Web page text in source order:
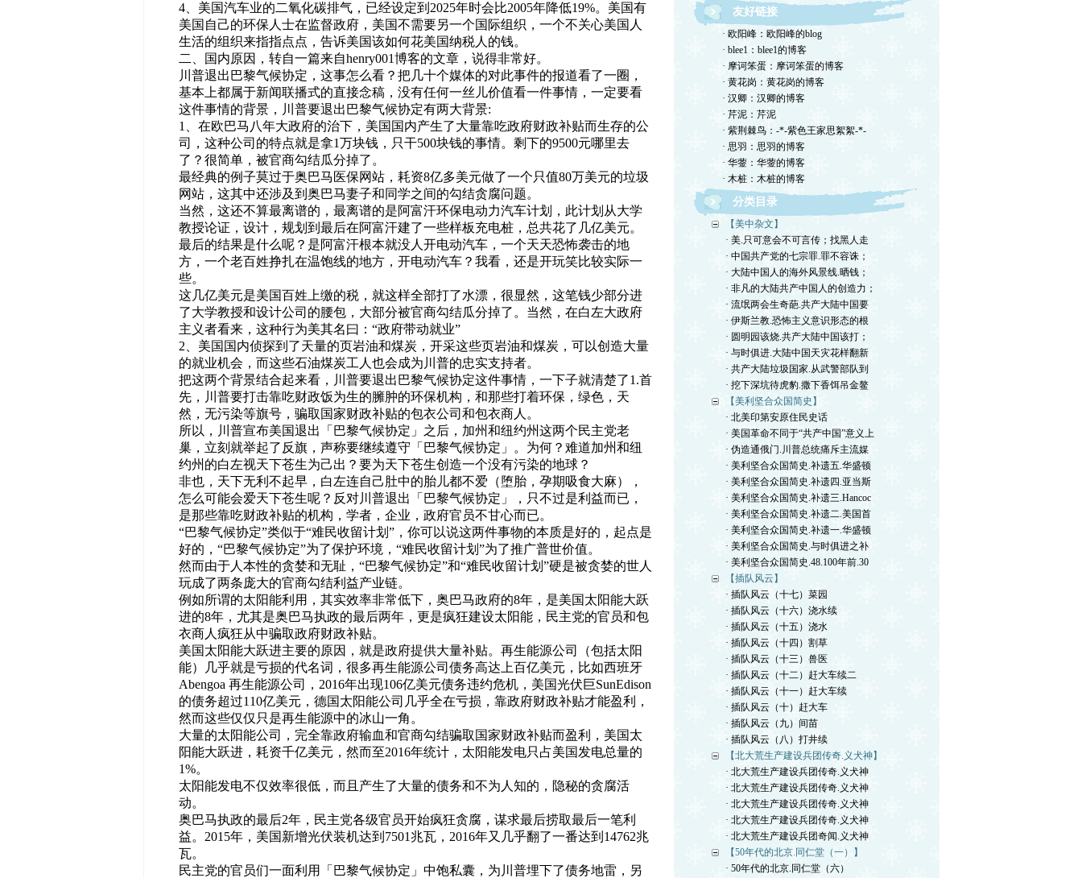
4、美国汽车业的二氧化碳排气，已经设定到2025年时会比2005年降低19%。美国有
美国自己的环保人士在监督政府，美国不需要另一个国际组织，一个不关心美国人
生活的组织来指指点点，告诉美国该如何花美国纳税人的钱。
二、国内原因，转自一篇来自henry001博客的文章，说得非常好。
川普退出巴黎气候协定，这事怎么看？把几十个媒体的对此事件的报道看了一圈，
基本上都属于新闻联播式的直接念稿，没有任何一丝儿价值看一件事情，一定要看
这件事情的背景，川普要退出巴黎气候协定有两大背景:
1、在欧巴马八年大政府的治下，美国国内产生了大量靠吃政府财政补贴而生存的公
司，这种公司的特点就是拿1万块钱，只干500块钱的事情。剩下的9500元哪里去
了？很简单，被官商勾结瓜分掉了。
最经典的例子莫过于奥巴马医保网站，耗资8亿多美元做了一个只值80万美元的垃圾
网站，这其中还涉及到奥巴马妻子和同学之间的勾结贪腐问题。
当然，这还不算最离谱的，最离谱的是阿富汗环保电动力汽车计划，此计划从大学
教授论证，设计，规划到最后在阿富汗建了一些样板充电桩，总共花了几亿美元。
最后的结果是什么呢？是阿富汗根本就没人开电动汽车，一个天天恐怖袭击的地
方，一个老百姓挣扎在温饱线的地方，开电动汽车？我看，还是开玩笑比较实际一
些。
这几亿美元是美国百姓上缴的税，就这样全部打了水漂，很显然，这笔钱少部分进
了大学教授和设计公司的腰包，大部分被官商勾结瓜分掉了。当然，在白左大政府
主义者看来，这种行为美其名曰：“政府带动就业”
2、美国国内侦探到了天量的页岩油和煤炭，开采这些页岩油和煤炭，可以创造大量
的就业机会，而这些石油煤炭工人也会成为川普的忠实支持者。
把这两个背景结合起来看，川普要退出巴黎气候协定这件事情，一下子就清楚了1.首
先，川普要打击靠吃财政饭为生的臃肿的环保机构，和那些打着环保，绿色，天
然，无污染等旗号，骗取国家财政补贴的包衣公司和包衣商人。
所以，川普宣布美国退出「巴黎气候协定」之后，加州和纽约州这两个民主党老
巢，立刻就举起了反旗，声称要继续遵守「巴黎气候协定」。为何？难道加州和纽
约州的白左视天下苍生为己出？要为天下苍生创造一个没有污染的地球？
非也，天下无利不起早，白左连自己肚中的胎儿都不爱（堕胎，孕期吸食大麻），
怎么可能会爱天下苍生呢？反对川普退出「巴黎气候协定」，只不过是利益而已，
是那些靠吃财政补贴的机构，学者，企业，政府官员不甘心而已。
“巴黎气候协定”类似于“难民收留计划”，你可以说这两件事物的本质是好的，起点是
好的，“巴黎气候协定”为了保护环境，“难民收留计划”为了推广普世价值。
然而由于人本性的贪婪和无耻，“巴黎气候协定”和“难民收留计划”硬是被贪婪的世人
玩成了两条庞大的官商勾结利益产业链。
例如所谓的太阳能利用，其实效率非常低下，奥巴马政府的8年，是美国太阳能大跃
进的8年，尤其是奥巴马执政的最后两年，更是疯狂建设太阳能，民主党的官员和包
衣商人疯狂从中骗取政府财政补贴。
美国太阳能大跃进主要的原因，就是政府提供大量补贴。再生能源公司（包括太阳
能）几乎就是亏损的代名词，很多再生能源公司债务高达上百亿美元，比如西班牙
Abengoa 再生能源公司，2016年出现106亿美元债务违约危机，美国光伏巨SunEdison
的债务超过110亿美元，德国太阳能公司几乎全在亏损，靠政府财政补贴才能盈利，
然而这些仅仅只是再生能源中的冰山一角。
大量的太阳能公司，完全靠政府输血和官商勾结骗取国家财政补贴而盈利，美国太
阳能大跃进，耗资千亿美元，然而至2016年统计，太阳能发电只占美国发电总量的
1%。
太阳能发电不仅效率很低，而且产生了大量的债务和不为人知的，隐秘的贪腐活
动。
奥巴马执政的最后2年，民主党各级官员开始疯狂贪腐，谋求最后捞取最后一笔利
益。2015年，美国新增光伏装机达到7501兆瓦，2016年又几乎翻了一番达到14762兆
瓦。
民主党的官员们一面利用「巴黎气候协定」中饱私囊，为川普埋下了债务地雷，另
友好链接
· 欧阳峰：欧阳峰的blog
· blee1：blee1的博客
· 摩诃笨蛋：摩诃笨蛋的博客
· 黄花岗：黄花岗的博客
· 汉卿：汉卿的博客
· 芹泥：芹泥
· 紫荆棘鸟：-*-紫色王家思絮絮-*-
· 思羽：思羽的博客
· 华蓥：华蓥的博客
· 木桩：木桩的博客
分类目录
【美中杂文】
· 美.只可意会不可言传；找黑人走
· 中国共产党的七宗罪.罪不容诛；
· 大陆中国人的海外风景线.晒钱；
· 非凡的大陆共产中国人的创造力；
· 流氓两会生奇葩.共产大陆中国要
· 伊斯兰教.恐怖主义意识形态的根
· 圆明园该烧.共产大陆中国该打；
· 与时俱进.大陆中国天灾花样翻新
· 共产大陆垃圾国家.从武警部队到
· 挖下深坑待虎豹.撒下香饵吊金鳌
【美利坚合众国简史】
· 北美印第安原住民史话
· 美国革命不同于“共产中国”意义上
· 伪造通俄门.川普总统痛斥主流媒
· 美利坚合众国简史.补遗五.华盛顿
· 美利坚合众国简史.补遗四.亚当斯
· 美利坚合众国简史.补遗三.Hancoc
· 美利坚合众国简史.补遗二.美国首
· 美利坚合众国简史.补遗一.华盛顿
· 美利坚合众国简史.与时俱进之补
· 美利坚合众国简史.48.100年前.30
【插队风云】
· 插队风云（十七）菜园
· 插队风云（十六）浇水续
· 插队风云（十五）浇水
· 插队风云（十四）割草
· 插队风云（十三）兽医
· 插队风云（十二）赶大车续二
· 插队风云（十一）赶大车续
· 插队风云（十）赶大车
· 插队风云（九）间苗
· 插队风云（八）打井续
【北大荒生产建设兵团传奇.义犬神】
· 北大荒生产建设兵团传奇.义犬神
· 北大荒生产建设兵团传奇.义犬神
· 北大荒生产建设兵团传奇.义犬神
· 北大荒生产建设兵团传奇.义犬神
· 北大荒生产建设兵团奇闻.义犬神
【50年代的北京.同仁堂（一）】
· 50年代的北京.同仁堂（六）